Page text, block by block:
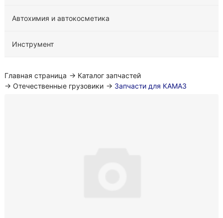
Автохимия и автокосметика
Инструмент
Главная страница → Каталог запчастей
→ Отечественные грузовики → Запчасти для КАМАЗ